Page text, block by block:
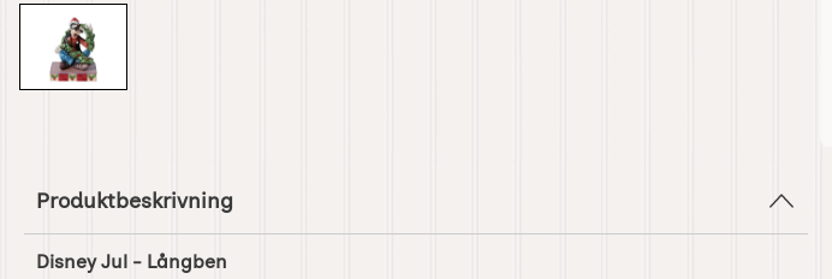
Produktbeskrivning
Disney Jul - Långben